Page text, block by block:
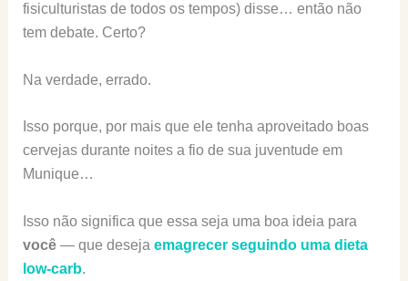
fisiculturistas de todos os tempos) disse… então não
tem debate. Certo?
Na verdade, errado.
Isso porque, por mais que ele tenha aproveitado boas
cervejas durante noites a fio de sua juventude em
Munique…
Isso não significa que essa seja uma boa ideia para
você— que deseja emagrecer seguindo uma dieta
low-carb.